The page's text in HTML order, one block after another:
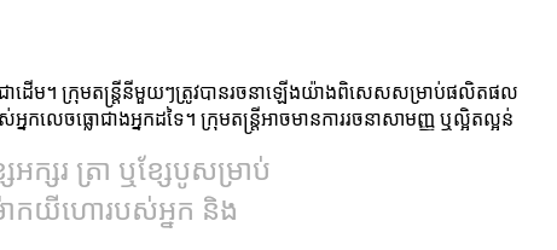
ាដើម។ ក្រុមតន្រ្តីនីមួយៗត្រូវបានរចនាឡើងយ៉ាងពិសេសសម្រាប់ផលិតផល
េចធ្លោជាងអ្នកដទៃ។ ក្រុមតន្រ្តីអាចមានការរចនាសាមញ្ញ ឬល្អិតល្អន់
ក្សរ ត្រា ឬខ្សែបូសម្រាប់
រម៉ាកយីហោរបស់អ្នក និង